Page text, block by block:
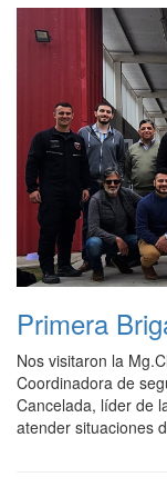
Primera
Nos visitaron la
Coordinadora de
Cancelada, líder de
atender situaciones